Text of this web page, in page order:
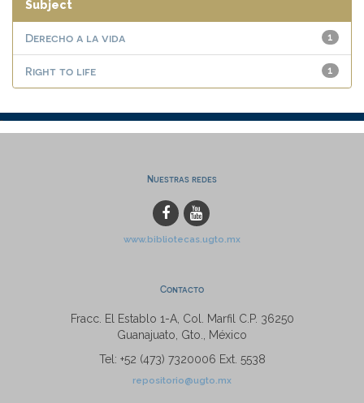
Subject
1
Derecho a la vida
1
Right to life
Nuestras redes
www.bibliotecas.ugto.mx
Contacto
Fracc. El Establo 1-A, Col. Marfil C.P. 36250
Guanajuato, Gto., México
Tel: +52 (473) 7320006 Ext. 5538
repositorio@ugto.mx